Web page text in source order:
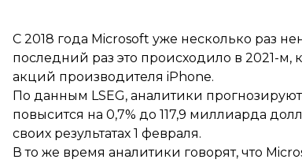
С 2018 года Microsoft уже несколько раз
последний раз это происходило в 2021-
акций производителя iPhone.
По данным LSEG, аналитики
повысится на 0,7% до 117,9 миллиарда
своих результатах 1 февраля.
В то же время аналитики говорят, что